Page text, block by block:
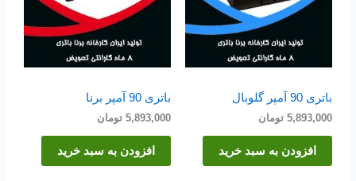
باتری 90 آمپر گلوبال
5,893,000 تومان
افزودن به سبد خرید
باتری 90 آمپر برنا
5,893,000 تومان
افزودن به سبد خرید